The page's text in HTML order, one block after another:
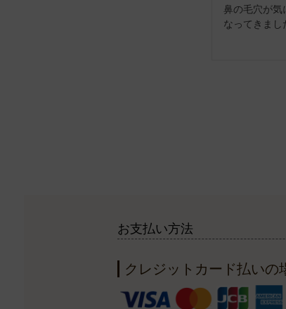
鼻の毛穴が気
なってきまし
お支払い方法
クレジットカード払いの